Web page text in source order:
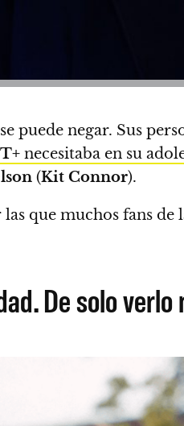
puede negar. Sus
necesitaba en su
(Kit Connor).
que muchos fans de
De solo